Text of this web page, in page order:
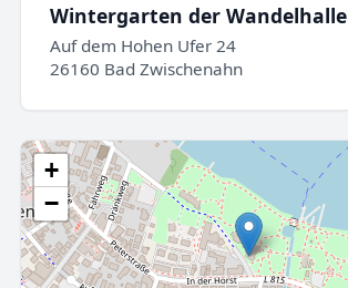
Wintergarten der Wandelhalle
Auf dem Hohen Ufer 24
26160 Bad Zwischenahn
+
−